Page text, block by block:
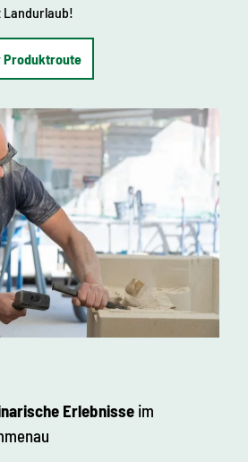
Landurlaub!
Produktroute
Erlebnisse im